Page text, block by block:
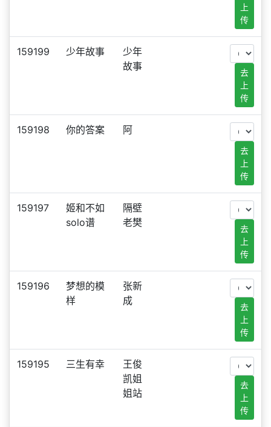
上
传
159199 少年故事
少年
故事
去
上
传
159198 你的答案 阿
去
上
传
159197
姬和不如
solo谱
隔壁
老樊
去
上
传
159196
梦想的模
样
张新
成
去
上
传
159195 三生有幸
王俊
凯姐
姐站
去
上
传